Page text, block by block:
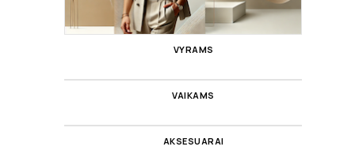
VYRAMS
VAIKAMS
AKSESUARAI